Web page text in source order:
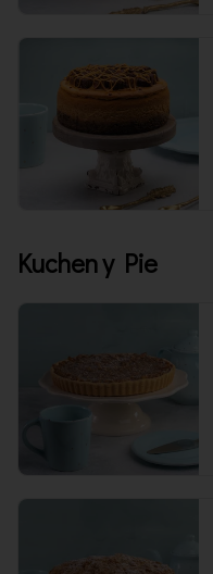
Kuchen y Pie